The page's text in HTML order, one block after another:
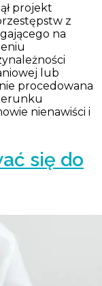
projekt
z
na
lub
procedowana
nienawiści i
się do